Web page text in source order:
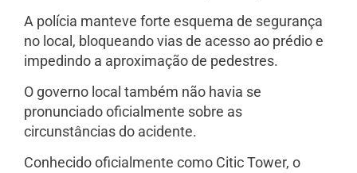
A polícia manteve forte esquema de segurança
no local, bloqueando vias de acesso ao prédio e
impedindo a aproximação de pedestres.
O governo local também não havia se
pronunciado oficialmente sobre as
circunstâncias do acidente.
Conhecido oficialmente como Citic Tower, o